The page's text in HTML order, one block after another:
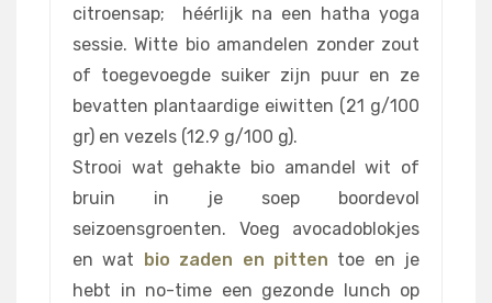
citroensap; héérlijk na een hatha yoga
sessie. Witte bio amandelen zonder zout
of toegevoegde suiker zijn puur en ze
bevatten plantaardige eiwitten (21 g/100
gr) en vezels (12.9 g/100 g).
Strooi wat gehakte bio amandel wit of
bruin in je soep boordevol
seizoensgroenten. Voeg avocadoblokjes
en wat bio zaden en pitten toe en je
hebt in no-time een gezonde lunch op